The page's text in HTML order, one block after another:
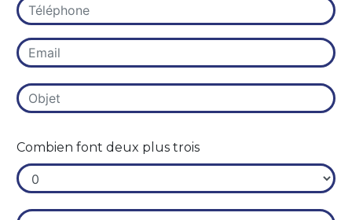
Combien font deux plus trois